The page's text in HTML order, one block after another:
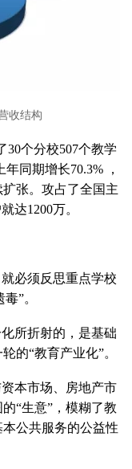
收结构
30个分校507个教学
同期增长70.3% ，
张。攻占了全国主
达1200万。
必须反思重点学校
”。
所折射的，是基础
的“教育产业化”。
本市场、房地产市
“生意”，模糊了教
公共服务的公益性